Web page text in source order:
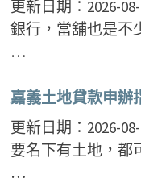
更新日期：2026-
銀行，當舖也是不
…
嘉義土地貸款申辦
更新日期：2026-
要名下有土地，都
…